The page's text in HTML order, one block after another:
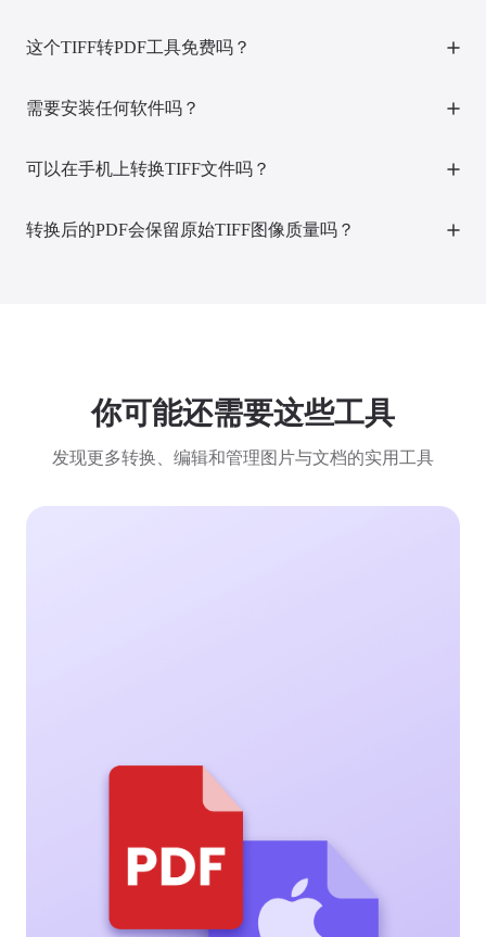
理，无需额外操作或安装软件，快捷方便。
这个TIFF转PDF工具免费吗？
次数转换或更多高级功能，可选择购买高级套餐。
需要安装任何软件吗？
随时随地在线转换，无需下载任何程序。
可以在手机上转换TIFF文件吗？
接上传TIFF文件并完成转换，无需安装任何APP。
转换后的PDF会保留原始TIFF图像质量吗？
你可能还需要这些工具
发现更多转换、编辑和管理图片与文档的实用工具